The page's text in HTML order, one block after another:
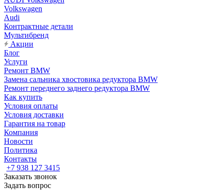
Volkswagen
Audi
Контрактные детали
Мультибренд
Акции
Блог
Услуги
Ремонт BMW
Замена сальника хвостовика редуктора BMW
Ремонт переднего заднего редуктора BMW
Как купить
Условия оплаты
Условия доставки
Гарантия на товар
Компания
Новости
Политика
Контакты
+7 938 127 3415
Заказать звонок
Задать вопрос